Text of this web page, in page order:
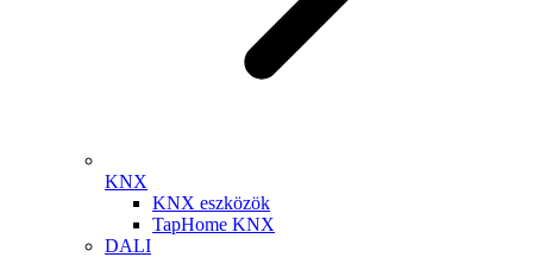
KNX
KNX eszközök
TapHome KNX
DALI